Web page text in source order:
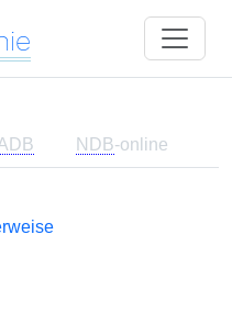
NDB-online